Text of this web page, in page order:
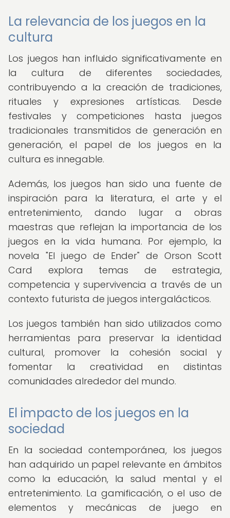
La relevancia de los juegos en la
cultura
Los juegos han influido significativamente en
la cultura de diferentes sociedades,
contribuyendo a la creación de tradiciones,
rituales y expresiones artísticas. Desde
festivales y competiciones hasta juegos
tradicionales transmitidos de generación en
generación, el papel de los juegos en la
cultura es innegable.
Además, los juegos han sido una fuente de
inspiración para la literatura, el arte y el
entretenimiento, dando lugar a obras
maestras que reflejan la importancia de los
juegos en la vida humana. Por ejemplo, la
novela "El juego de Ender" de Orson Scott
Card explora temas de estrategia,
competencia y supervivencia a través de un
contexto futurista de juegos intergalácticos.
Los juegos también han sido utilizados como
herramientas para preservar la identidad
cultural, promover la cohesión social y
fomentar la creatividad en distintas
comunidades alrededor del mundo.
El impacto de los juegos en la
sociedad
En la sociedad contemporánea, los juegos
han adquirido un papel relevante en ámbitos
como la educación, la salud mental y el
entretenimiento. La gamificación, o el uso de
elementos y mecánicas de juego en